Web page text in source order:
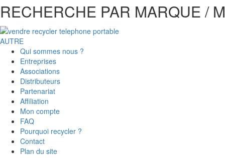
RECHERCHE PAR MARQUE /
AUTRE
Qui sommes nous ?
Entreprises
Associations
Distributeurs
Partenariat
Affiliation
Mon compte
FAQ
Pourquoi recycler ?
Contact
Plan du site